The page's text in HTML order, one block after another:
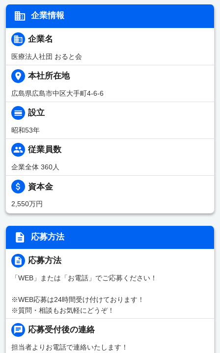
企業情報
企業名
医療法人社団 おると会
本社所在地
広島県広島市中区大手町4-6-6
設立
昭和53年
従業員数
企業全体 360人
資本金
2,550万円
応募方法
応募方法
「WEB」または「お電話」でご応募ください！
※WEB応募は24時間受け付けております！
※質問・相談もお気軽にどうぞ！
応募受付後の連絡
担当者よりお電話で連絡いたします！